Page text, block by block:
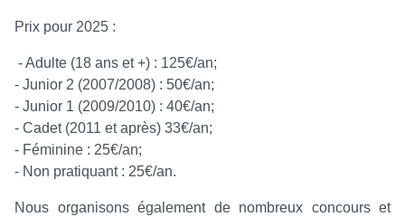
Prix pour 2025 :
- Adulte (18 ans et +) : 125€/an;
- Junior 2 (2007/2008) : 50€/an;
- Junior 1 (2009/2010) : 40€/an;
- Cadet (2011 et après) 33€/an;
- Féminine : 25€/an;
- Non pratiquant : 25€/an.
Nous organisons également de nombreux concours et